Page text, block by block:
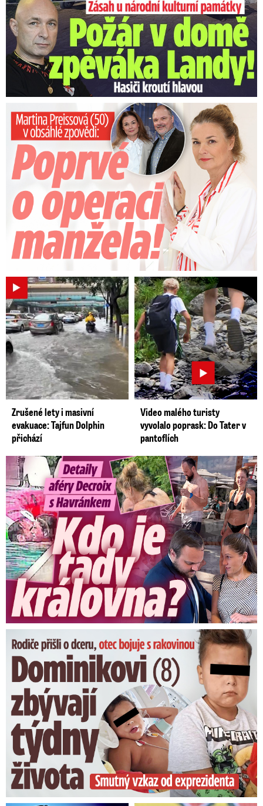
Pavel před odletem do Ankary: Vyrazí i na neformální
večeři
Zdroj: ČTK / Blesk Zprávy
Preissová (50) v obsáhlé zpovědi: Poprvé o operaci manžela
Zrušené lety i masivní
evakuace: Tajfun Dolphin
přichází
Video malého turisty
vyvolalo poprask: Do Tater v
pantoflích
Detaily aféry Decroix s Havránkem: Kdo je tady královna?
Dominikovi (8) zbývají týdny života: Vzkaz od exprezidenta